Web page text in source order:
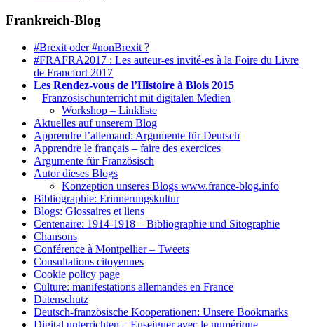
Frankreich-Blog
#Brexit oder #nonBrexit ?
#FRAFRA2017 : Les auteur-es invité-es à la Foire du Livre
de Francfort 2017
Les Rendez-vous de l’Histoire à Blois 2015
Französischunterricht mit digitalen Medien
Workshop – Linkliste
Aktuelles auf unserem Blog
Apprendre l’allemand: Argumente für Deutsch
Apprendre le français – faire des exercices
Argumente für Französisch
Autor dieses Blogs
Konzeption unseres Blogs www.france-blog.info
Bibliographie: Erinnerungskultur
Blogs: Glossaires et liens
Centenaire: 1914-1918 – Bibliographie und Sitographie
Chansons
Conférence à Montpellier – Tweets
Consultations citoyennes
Cookie policy page
Culture: manifestations allemandes en France
Datenschutz
Deutsch-französische Kooperationen: Unsere Bookmarks
Digital unterrichten – Enseigner avec le numérique